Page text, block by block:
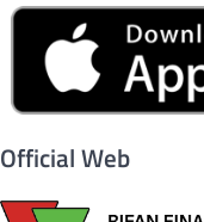
Official Web